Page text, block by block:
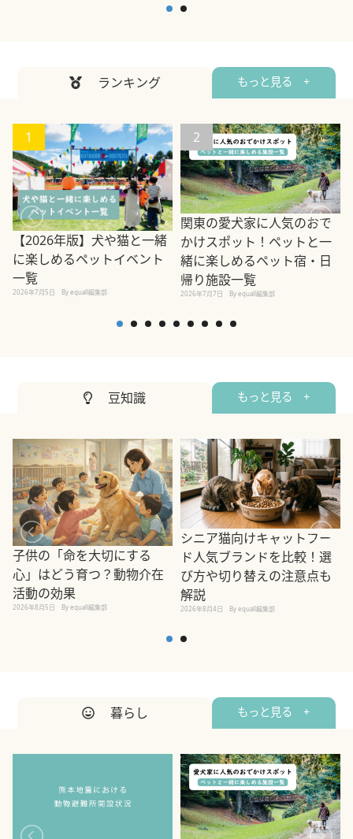
ランキング もっと見る +
1
【2026年版】犬や猫と一緒
に楽しめるペットイベント
一覧
2026年7月5日 By equall編集部
2
関東の愛犬家に人気のおで
かけスポット！ペットと一
緒に楽しめるペット宿・日
帰り施設一覧
2026年7月7日 By equall編集部
豆知識 もっと見る +
子供の「命を大切にする
心」はどう育つ？動物介在
活動の効果
2026年8月5日 By equall編集部
シニア猫向けキャットフー
ド人気ブランドを比較！選
び方や切り替えの注意点も
解説
2026年8月4日 By equall編集部
暮らし もっと見る +